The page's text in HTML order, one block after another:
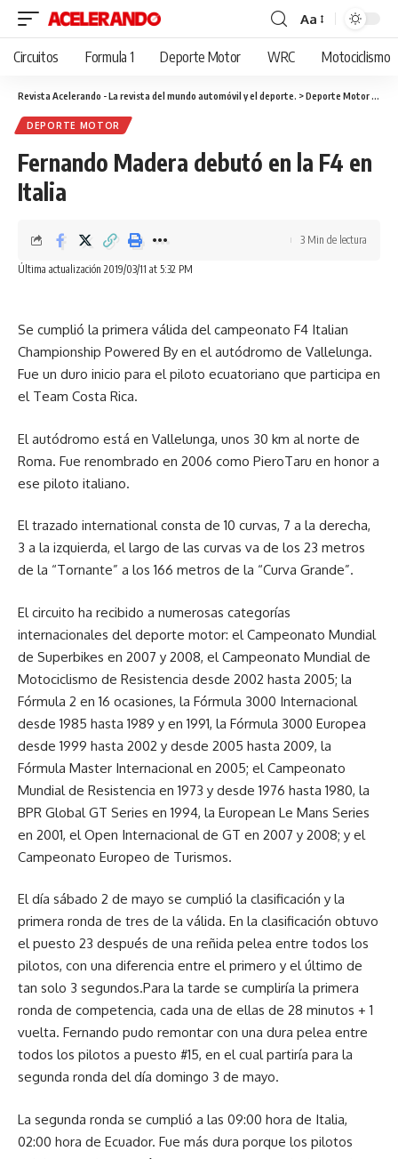
Cambiar
tamaño
fuente
Aa
Circuitos Formula 1 Deporte Motor WRC Motociclismo
Revista Acelerando - La revista del mundo automóvil y el deporte. >Deporte Motor
DEPORTE MOTOR
Fernando Madera debutó en la F4 en
Italia
Última actualización 2019/03/11 at 5:32 PM
3 Min de lectura
Se cumplió la primera válida del campeonato F4 Italian
Championship Powered By en el autódromo de Vallelunga.
Fue un duro inicio para el piloto ecuatoriano que participa en
el Team Costa Rica.
El autódromo está en Vallelunga, unos 30 km al norte de
Roma. Fue renombrado en 2006 como PieroTaru en honor a
ese piloto italiano.
El trazado international consta de 10 curvas, 7 a la derecha,
3 a la izquierda, el largo de las curvas va de los 23 metros
de la “Tornante” a los 166 metros de la “Curva Grande”.
El circuito ha recibido a numerosas categorías
internacionales del deporte motor: el Campeonato Mundial
de Superbikes en 2007 y 2008, el Campeonato Mundial de
Motociclismo de Resistencia desde 2002 hasta 2005; la
Fórmula 2 en 16 ocasiones, la Fórmula 3000 Internacional
desde 1985 hasta 1989 y en 1991, la Fórmula 3000 Europea
desde 1999 hasta 2002 y desde 2005 hasta 2009, la
Fórmula Master Internacional en 2005; el Campeonato
Mundial de Resistencia en 1973 y desde 1976 hasta 1980, la
BPR Global GT Series en 1994, la European Le Mans Series
en 2001, el Open Internacional de GT en 2007 y 2008; y el
Campeonato Europeo de Turismos.
El día sábado 2 de mayo se cumplió la clasificación y la
primera ronda de tres de la válida. En la clasificación obtuvo
el puesto 23 después de una reñida pelea entre todos los
pilotos, con una diferencia entre el primero y el último de
tan solo 3 segundos.Para la tarde se cumpliría la primera
ronda de competencia, cada una de ellas de 28 minutos + 1
vuelta. Fernando pudo remontar con una dura pelea entre
todos los pilotos a puesto #15, en el cual partiría para la
segunda ronda del día domingo 3 de mayo.
La segunda ronda se cumplió a las 09:00 hora de Italia,
02:00 hora de Ecuador. Fue más dura porque los pilotos